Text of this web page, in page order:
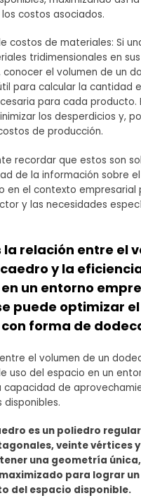
costos asociados.
costos de materiales: Si
tridimensionales en
conocer el volumen de un
para calcular la cantidad
para cada producto.
los desperdicios y,
de producción.
recordar que estos son
de la información sobre
en el contexto empresarial
y las necesidades
la relación entre el
y la
un entorno
puede optimizar
forma de
el volumen de un
uso del espacio en un
capacidad de
disponibles.
es un poliedro
veinte vértices
una geometría
para lograr
del espacio disponible.